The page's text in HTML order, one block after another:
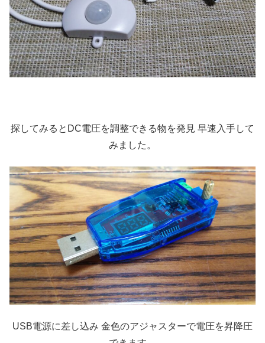
探してみるとDC電圧を調整できる物を発見 早速入手して
みました。
USB電源に差し込み 金色のアジャスターで電圧を昇降圧